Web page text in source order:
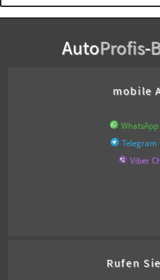
AutoProfis-
mobile
Telegram
Viber
Rufen